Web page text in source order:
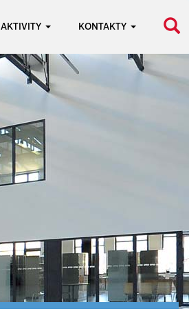
AKTIVITY KONTAKTY